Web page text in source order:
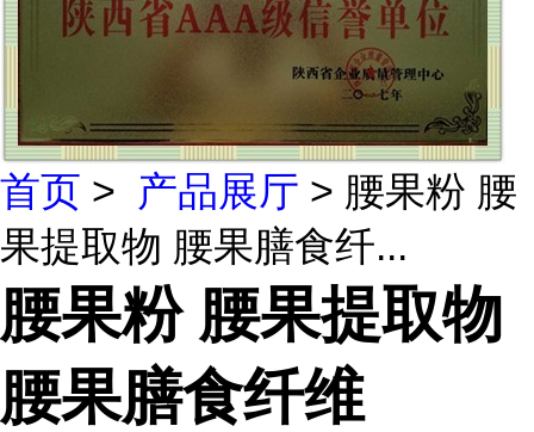
首页 > 产品展厅 > 腰果粉 腰
果提取物 腰果膳食纤...
腰果粉 腰果提取物
腰果膳食纤维